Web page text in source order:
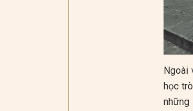
Ngoài
học
những